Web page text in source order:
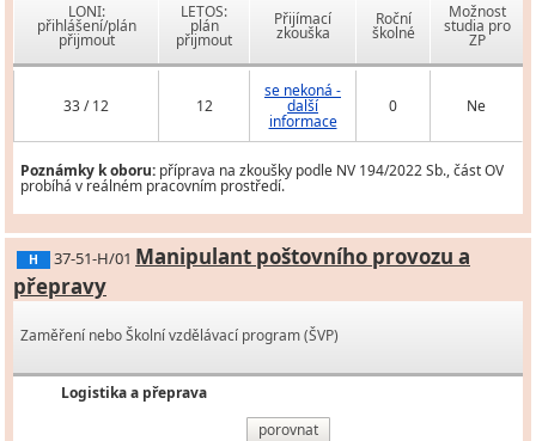
LONI:
přihlášení/plán
přijmout
LETOS:
plán
přijmout
Přijímací
zkouška
Roční
školné
Možnost
studia pro
ZP
33 / 12 12
se nekoná -
další
informace
0 Ne
Poznámky k oboru: příprava na zkoušky podle NV 194/2022 Sb., část OV
probíhá v reálném pracovním prostředí.
H 37-51-H/01 Manipulant poštovního provozu a
přepravy
Zaměření nebo Školní vzdělávací program (ŠVP)
Logistika a přeprava
porovnat